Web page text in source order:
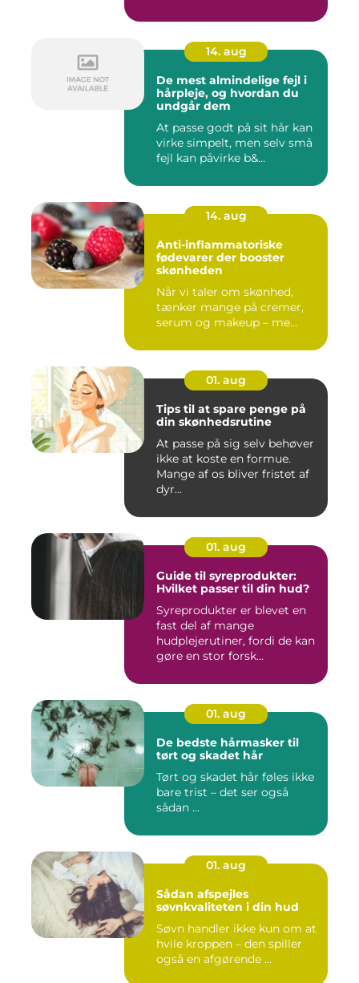
14. aug
De mest almindelige fejl i
hårpleje, og hvordan du
undgår dem
At passe godt på sit hår kan
virke simpelt, men selv små
fejl kan påvirke b&...
14. aug
Anti-inflammatoriske
fødevarer der booster
skønheden
Når vi taler om skønhed,
tænker mange på cremer,
serum og makeup – me...
01. aug
Tips til at spare penge på
din skønhedsrutine
At passe på sig selv behøver
ikke at koste en formue.
Mange af os bliver fristet af
dyr...
01. aug
Guide til syreprodukter:
Hvilket passer til din hud?
Syreprodukter er blevet en
fast del af mange
hudplejerutiner, fordi de kan
gøre en stor forsk...
01. aug
De bedste hårmasker til
tørt og skadet hår
Tørt og skadet hår føles ikke
bare trist – det ser også
sådan ...
01. aug
Sådan afspejles
søvnkvaliteten i din hud
Søvn handler ikke kun om at
hvile kroppen – den spiller
også en afgørende ...